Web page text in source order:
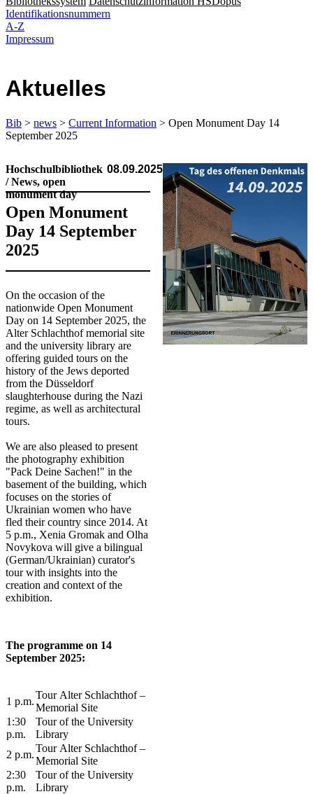
Identifikationsnummern
A-Z
Impressum
Aktuelles
Bib > news > Current Information > Open Monument Day 14
September 2025
Hochschulbibliothek
/ News, open
monument day
08.09.2025
Open Monument
Day 14 September
2025
​​​​On the occasion of the
nationwide Open Monument
Day on 14 September 2025, the
Alter Schlachthof memorial site
and the university library are
offering guided tours on the
history of the Jews deported
from the Düsseldorf
slaughterhouse during the Nazi
regime, as well as architectural
tours.
We are also pleased to present
the photography exhibition
"Pack Deine Sachen!" in the
basement of the building, which
focuses on the stories of
Ukrainian women who have
fled their country since 2014. At
5 p.m., Xenia Gromak and Olha
Novykova will give a bilingual
(German/Ukrainian) curator's
tour with insights into the
creation and context of the
exhibition.
The programme on 14
September 2025:
​1 p.m.
​Tour Alter Sc​hlachthof –
Memorial Site
​1:30
p.m.
​Tour of the University
Library
​​2 p.m.
​​Tour Alter Schlachthof –
Memorial Site
2:30
p.m.
​Tour of the University
Library